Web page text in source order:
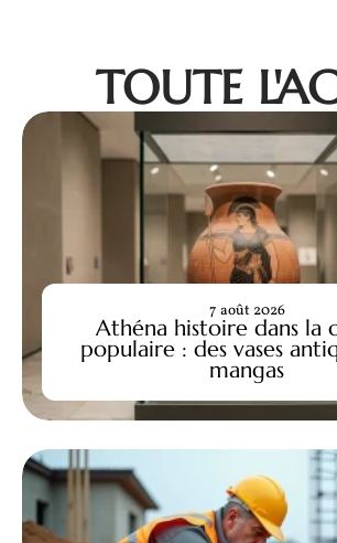
TOUTE
Athéna histoire dans la
populaire : des vases
mangas
7 août 2026